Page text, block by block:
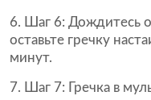
Шаг 6: Дождитесь
оставьте гречку
минут.
Шаг 7: Гречка в